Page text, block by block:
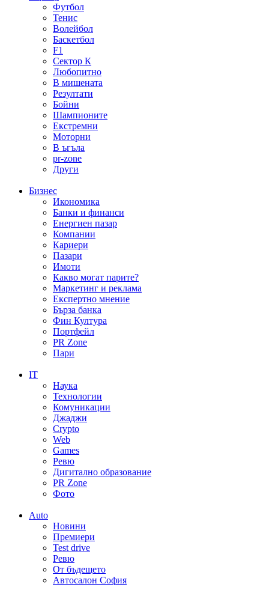
Футбол
Тенис
Волейбол
Баскетбол
F1
Сектор К
Любопитно
В мишената
Резултати
Бойни
Шампионите
Екстремни
Моторни
В ъгъла
pr-zone
Други
Бизнес
Икономика
Банки и финанси
Енергиен пазар
Компании
Кариери
Пазари
Имоти
Какво могат парите?
Маркетинг и реклама
Експертно мнение
Бърза банка
Фин Култура
Портфейл
PR Zone
Пари
IT
Наука
Технологии
Комуникации
Джаджи
Crypto
Web
Games
Ревю
Дигитално образование
PR Zone
Фото
Auto
Новини
Премиери
Test drive
Ревю
От бъдещето
Автосалон София